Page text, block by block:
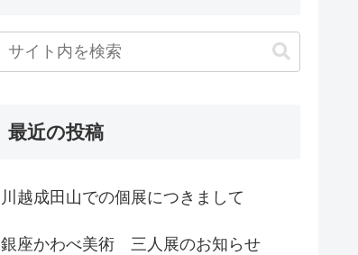
最近の投稿
川越成田山での個展につきまして
銀座かわべ美術 三人展のお知らせ